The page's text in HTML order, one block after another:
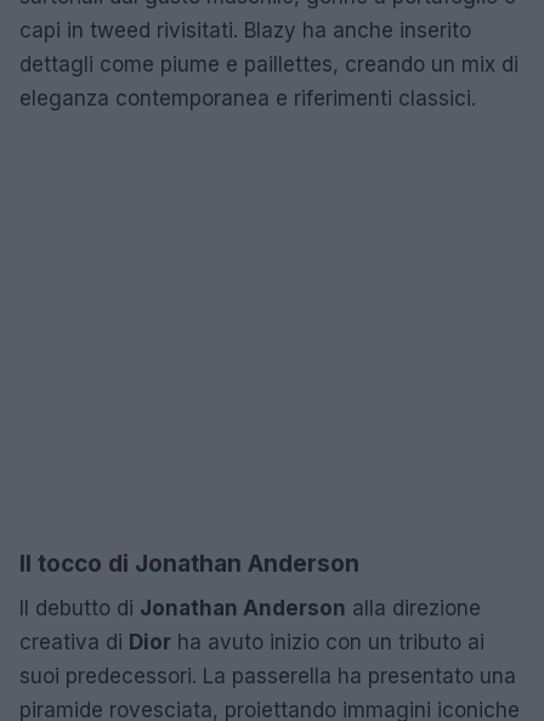
capi in tweed rivisitati. Blazy ha anche inserito
dettagli come piume e paillettes, creando un mix di
eleganza contemporanea e riferimenti classici.
Il tocco di Jonathan Anderson
Il debutto di Jonathan Anderson alla direzione
creativa di Dior ha avuto inizio con un tributo ai
suoi predecessori. La passerella ha presentato una
piramide rovesciata, proiettando immagini iconiche